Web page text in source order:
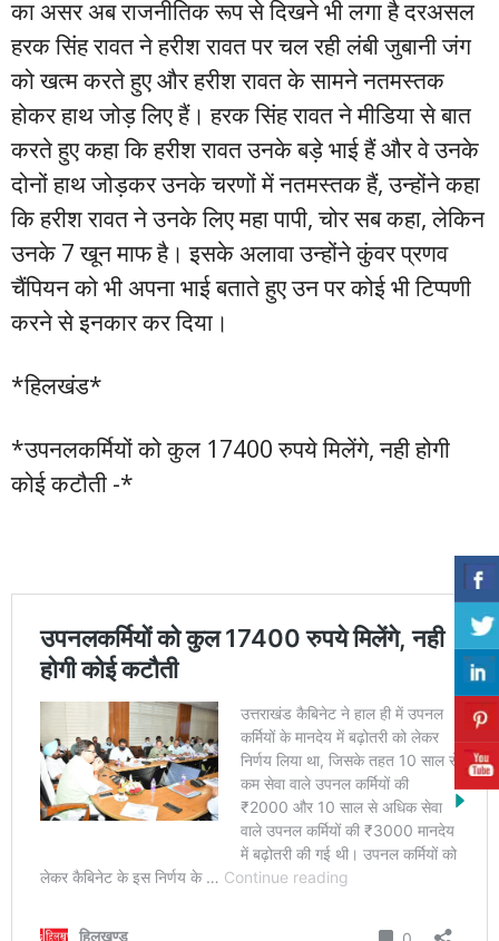
का असर अब राजनीतिक रूप से दिखने भी लगा है दरअसल
हरक सिंह रावत ने हरीश रावत पर चल रही लंबी जुबानी जंग
को खत्म करते हुए और हरीश रावत के सामने नतमस्तक
होकर हाथ जोड़ लिए हैं। हरक सिंह रावत ने मीडिया से बात
करते हुए कहा कि हरीश रावत उनके बड़े भाई हैं और वे उनके
दोनों हाथ जोड़कर उनके चरणों में नतमस्तक हैं, उन्होंने कहा
कि हरीश रावत ने उनके लिए महा पापी, चोर सब कहा, लेकिन
उनके 7 खून माफ है। इसके अलावा उन्होंने कुंवर प्रणव
चैंपियन को भी अपना भाई बताते हुए उन पर कोई भी टिप्पणी
करने से इनकार कर दिया।
*हिलखंड*
*उपनलकर्मियों को कुल 17400 रुपये मिलेंगे, नही होगी
कोई कटौती -*